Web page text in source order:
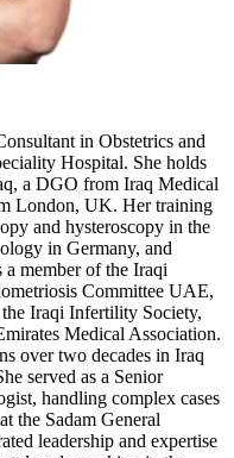
in Obstetrics and
Hospital. She holds
a DGO from Iraq Medical
London, UK. Her training
and hysteroscopy in the
in Germany, and
member of the Iraqi
Committee UAE,
Iraqi Infertility Society,
Medical Association.
over two decades in Iraq
served as a Senior
handling complex cases
the Sadam General
leadership and expertise